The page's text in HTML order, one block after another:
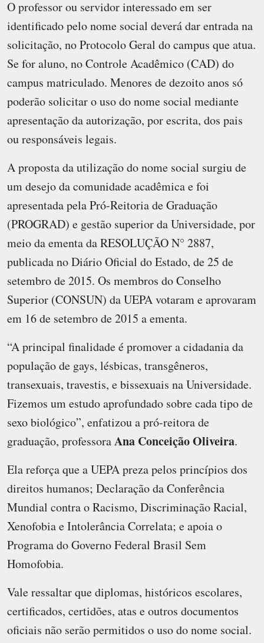
O professor ou servidor interessado em ser
identificado pelo nome social deverá dar entrada na
solicitação, no Protocolo Geral do campus que atua.
Se for aluno, no Controle Acadêmico (CAD) do
campus matriculado. Menores de dezoito anos só
poderão solicitar o uso do nome social mediante
apresentação da autorização, por escrita, dos pais
ou responsáveis legais.
A proposta da utilização do nome social surgiu de
um desejo da comunidade acadêmica e foi
apresentada pela Pró-Reitoria de Graduação
(PROGRAD) e gestão superior da Universidade, por
meio da ementa da RESOLUÇÃO N° 2887,
publicada no Diário Oficial do Estado, de 25 de
setembro de 2015. Os membros do Conselho
Superior (CONSUN) da UEPA votaram e aprovaram
em 16 de setembro de 2015 a ementa.
“A principal finalidade é promover a cidadania da
população de gays, lésbicas, transgêneros,
transexuais, travestis, e bissexuais na Universidade.
Fizemos um estudo aprofundado sobre cada tipo de
sexo biológico”, enfatizou a pró-reitora de
graduação, professoraAna Conceição Oliveira.
Ela reforça que a UEPA preza pelos princípios dos
direitos humanos; Declaração da Conferência
Mundial contra o Racismo, Discriminação Racial,
Xenofobia e Intolerância Correlata; e apoia o
Programa do Governo Federal Brasil Sem
Homofobia.
Vale ressaltar que diplomas, históricos escolares,
certificados, certidões, atas e outros documentos
oficiais não serão permitidos o uso do nome social.